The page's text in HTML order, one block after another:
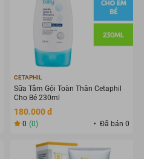
CETAPHIL
Sữa Tắm Gội Toàn Thân Cetaphil
Cho Bé 230ml
180.000 đ
0 (0) Đã bán 0